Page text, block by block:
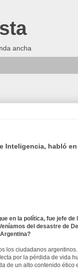
ancha
Inteligencia, habló
en la política, fue jefe de
del desastre de
los ciudadanos
por la pérdida de vida
de un alto contenido ético